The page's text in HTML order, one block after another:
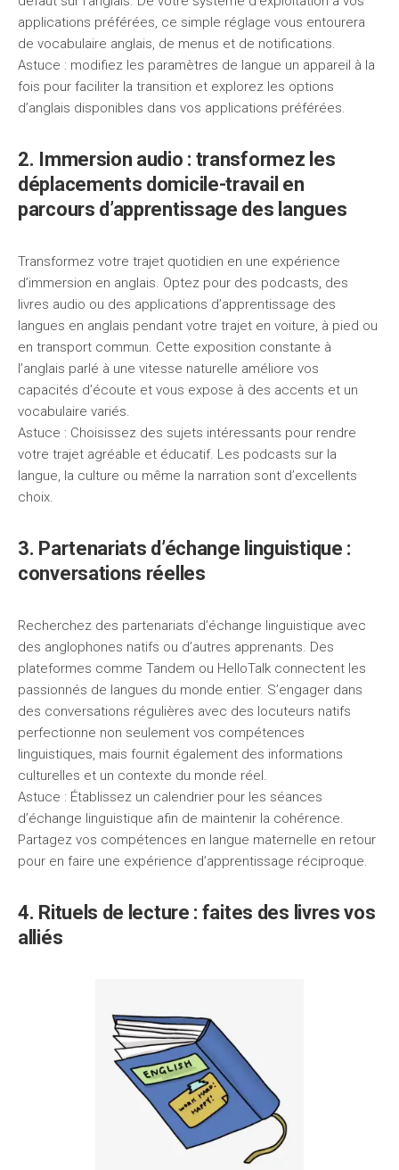
applications préférées, ce simple réglage vous entourera
de vocabulaire anglais, de menus et de notifications.
Astuce : modifiez les paramètres de langue un appareil à la
fois pour faciliter la transition et explorez les options
d’anglais disponibles dans vos applications préférées.
2. Immersion audio : transformez les
déplacements domicile-travail en
parcours d’apprentissage des langues
Transformez votre trajet quotidien en une expérience
d’immersion en anglais. Optez pour des podcasts, des
livres audio ou des applications d’apprentissage des
langues en anglais pendant votre trajet en voiture, à pied ou
en transport commun. Cette exposition constante à
l’anglais parlé à une vitesse naturelle améliore vos
capacités d’écoute et vous expose à des accents et un
vocabulaire variés.
Astuce : Choisissez des sujets intéressants pour rendre
votre trajet agréable et éducatif. Les podcasts sur la
langue, la culture ou même la narration sont d’excellents
choix.
3. Partenariats d’échange linguistique :
conversations réelles
Recherchez des partenariats d’échange linguistique avec
des anglophones natifs ou d’autres apprenants. Des
plateformes comme Tandem ou HelloTalk connectent les
passionnés de langues du monde entier. S’engager dans
des conversations régulières avec des locuteurs natifs
perfectionne non seulement vos compétences
linguistiques, mais fournit également des informations
culturelles et un contexte du monde réel.
Astuce : Établissez un calendrier pour les séances
d’échange linguistique afin de maintenir la cohérence.
Partagez vos compétences en langue maternelle en retour
pour en faire une expérience d’apprentissage réciproque.
4. Rituels de lecture : faites des livres vos
alliés